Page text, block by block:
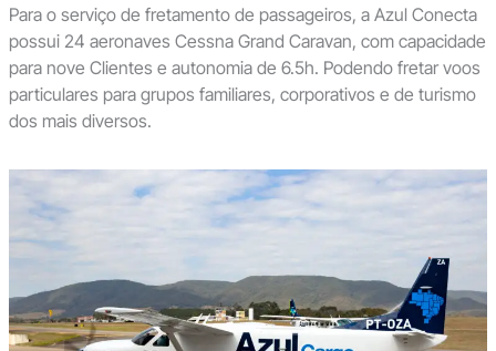
Para o serviço de fretamento de passageiros, a Azul Conecta
possui 24 aeronaves Cessna Grand Caravan, com capacidade
para nove Clientes e autonomia de 6.5h. Podendo fretar voos
particulares para grupos familiares, corporativos e de turismo
dos mais diversos.